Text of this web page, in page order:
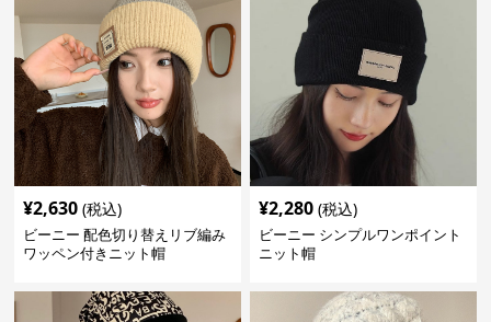
¥2,630 (税込)
ビーニー 配色切り替えリブ編み
ワッペン付きニット帽
¥2,280 (税込)
ビーニー シンプルワンポイント
ニット帽